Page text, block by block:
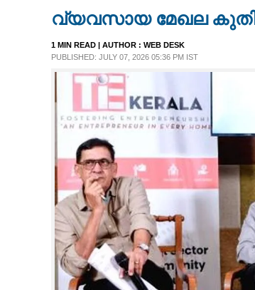
NEWS 360
CASE DIARY
LIFESTYLE
SPIRITUAL
വ്യവസായ മേഖല
1 MIN READ | AUTHOR : WEB DESK
PUBLISHED: JULY 07, 2026 05:36 PM IST